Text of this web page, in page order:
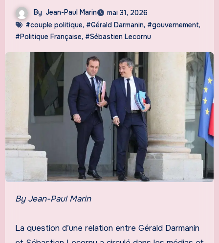
By Jean-Paul Marin
mai 31, 2026
#couple politique, #Gérald Darmanin, #gouvernement,
#Politique Française, #Sébastien Lecornu
By Jean-Paul Marin
La question d’une relation entre Gérald Darmanin